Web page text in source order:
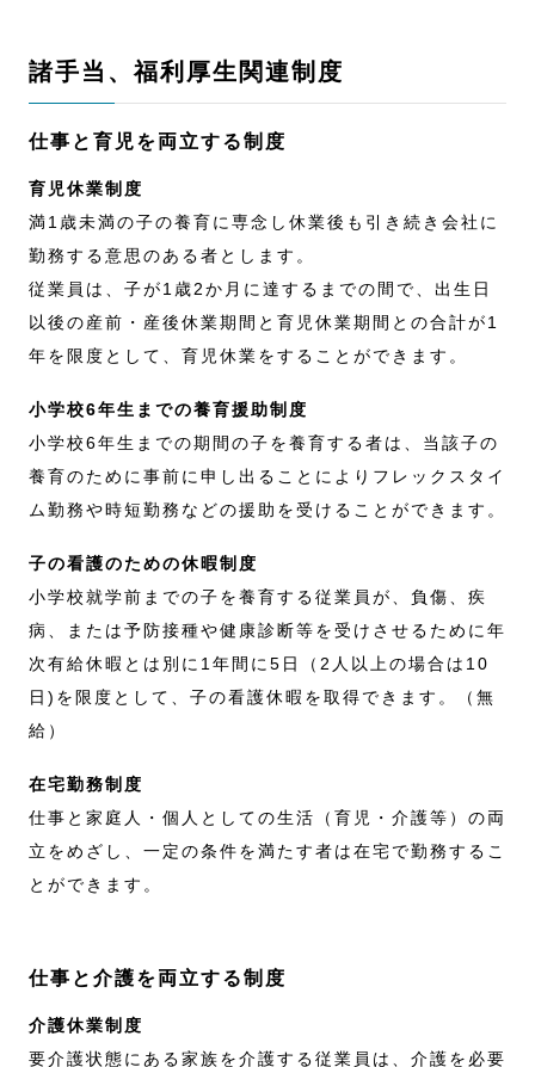
諸手当、福利厚生関連制度
仕事と育児を両立する制度
育児休業制度
満1歳未満の子の養育に専念し休業後も引き続き会社に
勤務する意思のある者とします。
従業員は、子が1歳2か月に達するまでの間で、出生日
以後の産前・産後休業期間と育児休業期間との合計が1
年を限度として、育児休業をすることができます。
小学校6年生までの養育援助制度
小学校6年生までの期間の子を養育する者は、当該子の
養育のために事前に申し出ることによりフレックスタイ
ム勤務や時短勤務などの援助を受けることができます。
子の看護のための休暇制度
小学校就学前までの子を養育する従業員が、負傷、疾
病、または予防接種や健康診断等を受けさせるために年
次有給休暇とは別に1年間に5日（2人以上の場合は10
日)を限度として、子の看護休暇を取得できます。（無
給）
在宅勤務制度
仕事と家庭人・個人としての生活（育児・介護等）の両
立をめざし、一定の条件を満たす者は在宅で勤務するこ
とができます。
仕事と介護を両立する制度
介護休業制度
要介護状態にある家族を介護する従業員は、介護を必要